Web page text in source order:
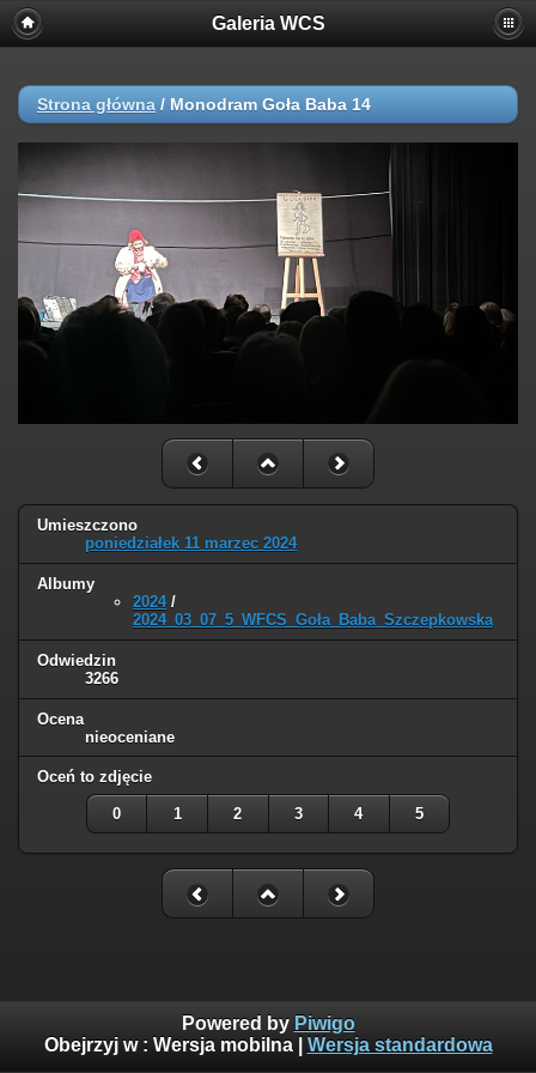
Galeria WCS
Strona główna / Monodram Goła Baba 14
Umieszczono
poniedziałek 11 marzec 2024
Albumy
2024/
2024_03_07_5_WFCS_Goła_Baba_Szczepkowska
Odwiedzin
3266
Ocena
nieoceniane
Oceń to zdjęcie
0 1 2 3 4 5
Powered by Piwigo
Obejrzyj w : Wersja mobilna| Wersja standardowa